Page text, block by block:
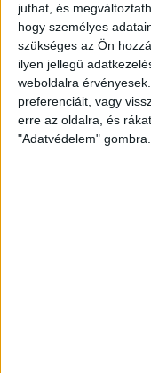
juthat, és
hogy személyes
szükséges az Ön
ilyen jellegű
weboldalra
preferenciáit, vagy
erre az oldalra, és
"Adatvédelem" gombra.
ZÖLDINFÓ
új program
működését
ZÖLDINFÓ
A